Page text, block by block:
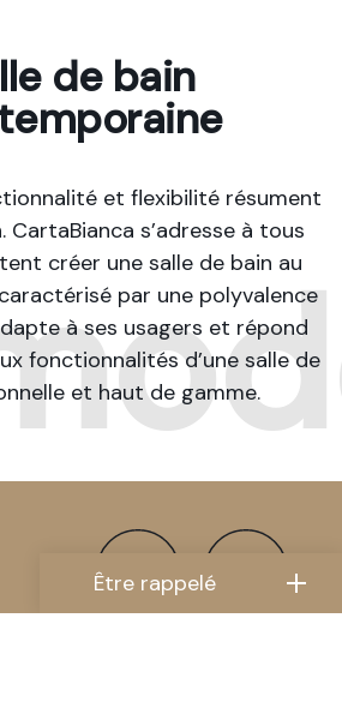
de bain
et flexibilité résument
s’adresse à tous
créer une salle de bain au
par une polyvalence
à ses usagers et répond
fonctionnalités d’une salle de
et haut de gamme.
Être rappelé